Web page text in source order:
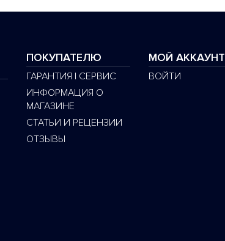
ПОКУПАТЕЛЮ
ГАРАНТИЯ | СЕРВИС
ИНФОРМАЦИЯ О
МАГАЗИНЕ
СТАТЬИ И РЕЦЕНЗИИ
ОТЗЫВЫ
МОЙ АККАУНТ
ВОЙТИ